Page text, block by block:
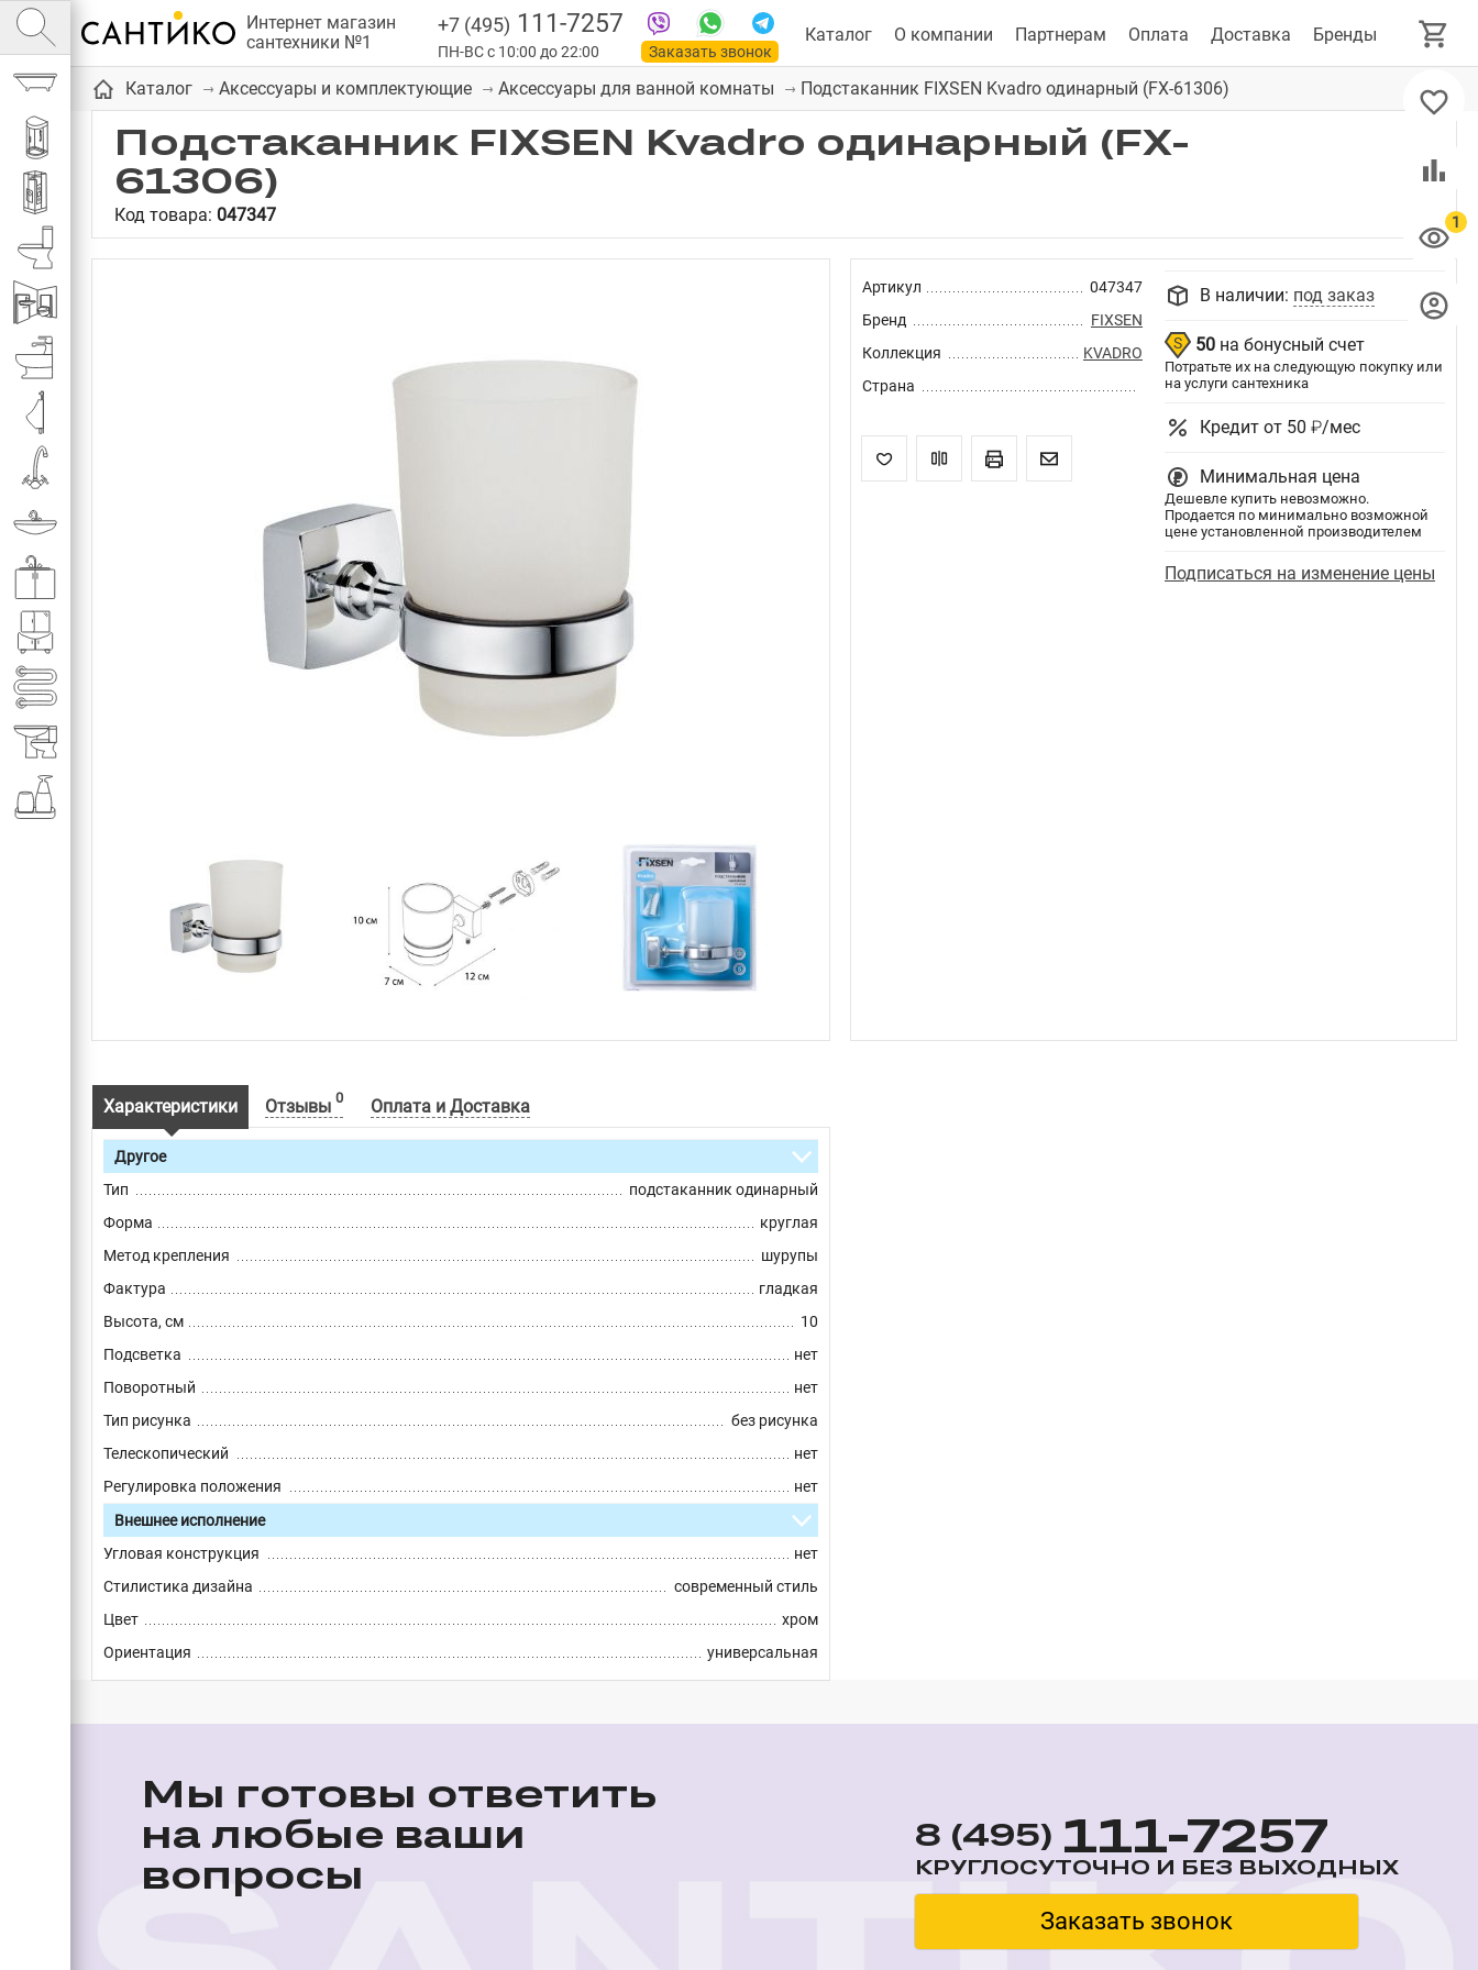
Интернет магазин
сантехники №1
+7 (495) 111-7257
ПН-ВС с 10:00 до 22:00
Заказать звонок
Ванны
Душевые кабины
Душевые
Раковины в ванную комнату
Мебель для ванной комнаты
Каталог О компании Партнерам Оплата Доставка Бренды
Каталог Аксессуары и комплектующие Аксессуары для ванной комнаты Подстаканник FIXSEN Kvadro одинарный (FX-61306)
Подстаканник FIXSEN Kvadro одинарный (FX-
61306)
Код товара: 047347
Артикул
047347
Бренд
FIXSEN
Коллекция
KVADRO
Страна
В наличии: под заказ
50 на бонусный счет
Потратьте их на следующую покупку или
на услуги сантехника
Кредит от 50 ₽/мес
Минимальная цена
Дешевле купить невозможно.
Продается по минимально возможной
цене установленной производителем
Подписаться на изменение цены
Характеристики Отзывы 0 Оплата и Доставка
Другое
Тип
подстаканник одинарный
Форма
круглая
Метод крепления
шурупы
Фактура
гладкая
Высота, см
10
Подсветка
нет
Поворотный
нет
Тип рисунка
без рисунка
Телескопический
нет
Регулировка положения
нет
Внешнее исполнение
Угловая конструкция
нет
Стилистика дизайна
современный стиль
Цвет
хром
Ориентация
универсальная
Мы готовы ответить
на любые ваши
вопросы
8 (495) 111-7257
КРУГЛОСУТОЧНО И БЕЗ ВЫХОДНЫХ
Заказать звонок